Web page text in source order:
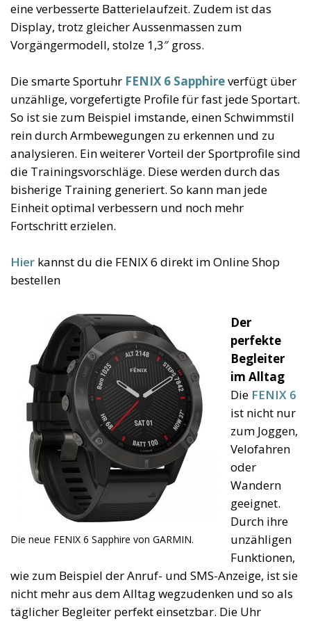
eine verbesserte Batterielaufzeit. Zudem ist das
Display, trotz gleicher Aussenmassen zum
Vorgängermodell, stolze 1,3″ gross.
Die smarte Sportuhr FENIX 6 Sapphireverfügt über
unzählige, vorgefertigte Profile für fast jede Sportart.
So ist sie zum Beispiel imstande, einen Schwimmstil
rein durch Armbewegungen zu erkennen und zu
analysieren. Ein weiterer Vorteil der Sportprofile sind
die Trainingsvorschläge. Diese werden durch das
bisherige Training generiert. So kann man jede
Einheit optimal verbessern und noch mehr
Fortschritt erzielen.
Hier kannst du die FENIX 6 direkt im Online Shop
bestellen
Die neue FENIX 6 Sapphire von GARMIN.
Der
perfekte
Begleiter
im Alltag
Die FENIX 6
ist nicht nur
zum Joggen,
Velofahren
oder
Wandern
geeignet.
Durch ihre
unzähligen
Funktionen,
wie zum Beispiel der Anruf- und SMS-Anzeige, ist sie
nicht mehr aus dem Alltag wegzudenken und so als
täglicher Begleiter perfekt einsetzbar. Die Uhr